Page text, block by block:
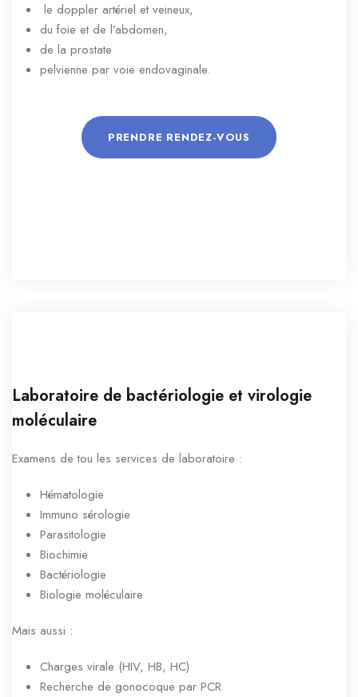
le doppler artériel et veineux,
du foie et de l’abdomen,
de la prostate
pelvienne par voie endovaginale.
PRENDRE RENDEZ-VOUS
Laboratoire de bactériologie et virologie
moléculaire
Examens de tou les services de laboratoire :
Hématologie
Immuno sérologie
Parasitologie
Biochimie
Bactériologie
Biologie moléculaire
Mais aussi :
Charges virale (HIV, HB, HC)
Recherche de gonocoque par PCR